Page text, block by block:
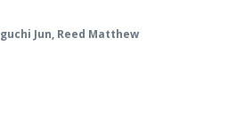
Jun, Reed Matthew